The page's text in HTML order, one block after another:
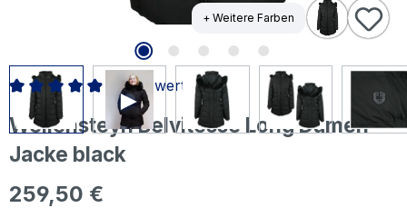
+ Weitere Farben
Wellensteyn Belvitesse Long Damen
Jacke black
Regulärer Preis:
259,50 €
Durchschnittliche Bewertung von 4.96 von 5 Sternen
12 Bewertungen